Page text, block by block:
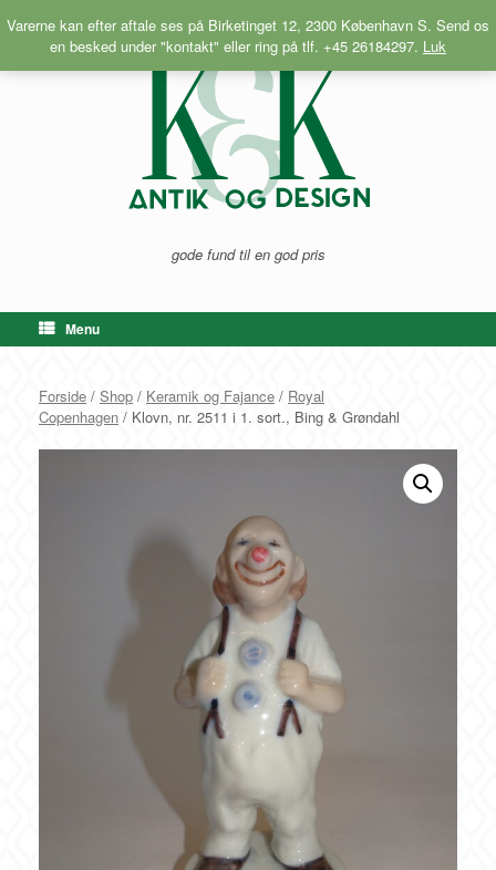
Varerne kan efter aftale ses på Birketinget 12, 2300 København S. Send os
en besked under "kontakt" eller ring på tlf. +45 26184297. Luk
til
gode fund til en god pris
Menu
Forside / Shop / Keramik og Fajance / Royal
Copenhagen / Klovn, nr. 2511 i 1. sort., Bing & Grøndahl